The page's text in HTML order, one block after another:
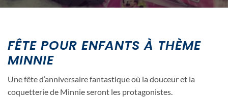
FÊTE POUR ENFANTS À THÈME
MINNIE
Une fête d’anniversaire fantastique où la douceur et la
coquetterie de Minnie seront les protagonistes.